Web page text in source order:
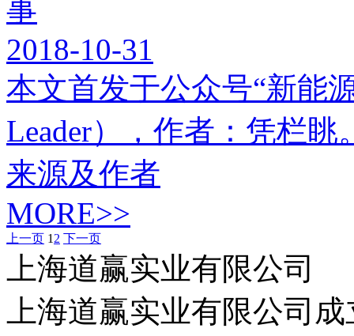
事
2018-10-31
本文首发于公众号“新能
Leader），作者：凭栏
来源及作者
MORE>>
上一页 1 2 下一页
上海道赢实业有限公司
上海道赢实业有限公司